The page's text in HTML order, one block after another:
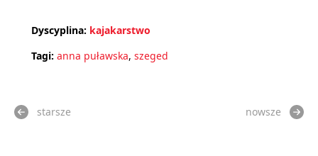
Dyscyplina: kajakarstwo
Tagi: anna puławska, szeged
starsze nowsze